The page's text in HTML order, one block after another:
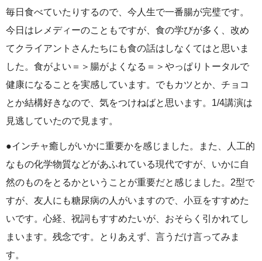
毎日食べていたりするので、今人生で一番腸が完璧です。
今日はレメディーのこともですが、食の学びが多く、改め
てクライアントさんたちにも食の話はしなくてはと思いま
した。食がよい＝＞腸がよくなる＝＞やっぱりトータルで
健康になることを実感しています。でもカツとか、チョコ
とか結構好きなので、気をつけねばと思います。1/4講演は
見逃していたので見ます。
●インチャ癒しがいかに重要かを感じました。また、人工的
なもの化学物質などがあふれている現代ですが、いかに自
然のものをとるかということが重要だと感じました。2型で
すが、友人にも糖尿病の人がいますので、小豆をすすめた
いです。心経、祝詞もすすめたいが、おそらく引かれてし
まいます。残念です。とりあえず、言うだけ言ってみま
す。